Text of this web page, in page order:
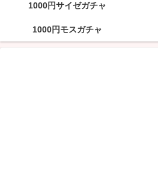
1000円サイゼガチャ
1000円モスガチャ